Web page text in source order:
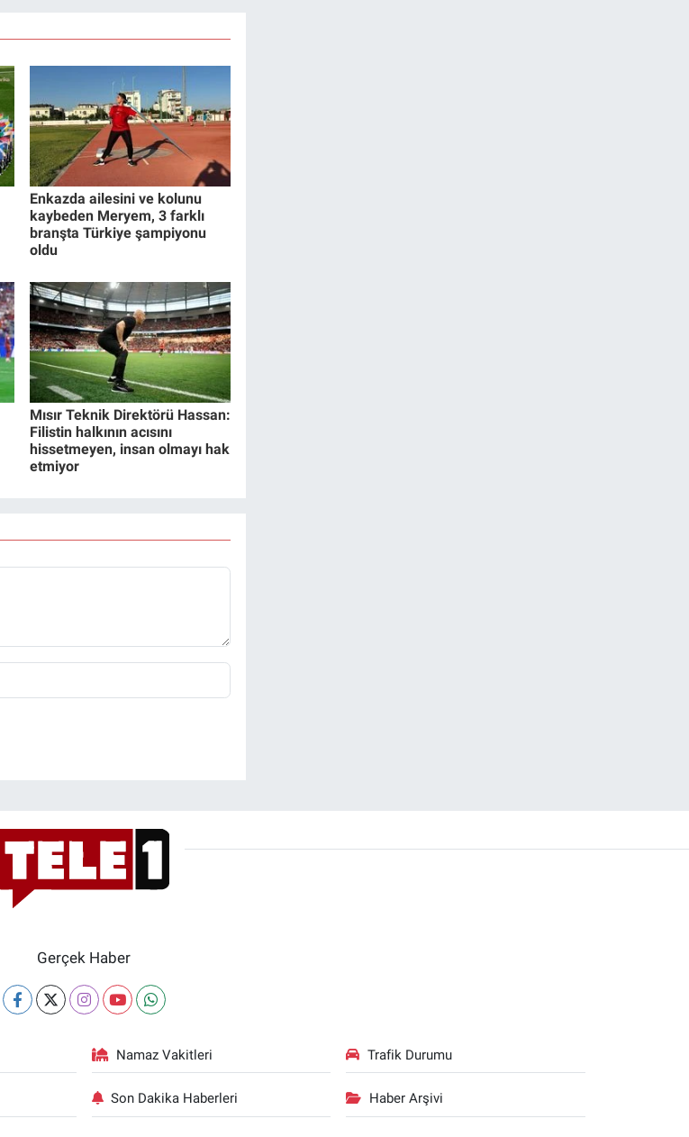
Enkazda ailesini ve kolunu
kaybeden Meryem, 3 farklı
branşta Türkiye şampiyonu
oldu
Mısır Teknik Direktörü Hassan:
Filistin halkının acısını
hissetmeyen, insan olmayı hak
etmiyor
Gerçek Haber
Namaz Vakitleri Trafik Durumu
Son Dakika Haberleri Haber Arşivi